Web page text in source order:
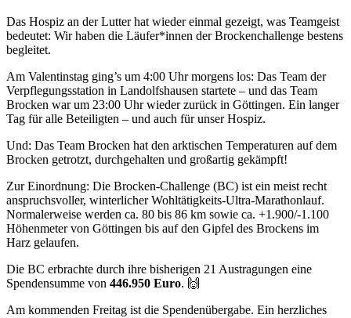
Das Hospiz an der Lutter hat wieder einmal gezeigt, was Teamgeist
bedeutet: Wir haben die Läufer*innen der Brockenchallenge bestens
begleitet.
Am Valentinstag ging’s um 4:00 Uhr morgens los: Das Team der
Verpflegungsstation in Landolfshausen startete – und das Team
Brocken war um 23:00 Uhr wieder zurück in Göttingen. Ein langer
Tag für alle Beteiligten – und auch für unser Hospiz.
Und: Das Team Brocken hat den arktischen Temperaturen auf dem
Brocken getrotzt, durchgehalten und großartig gekämpft!
Zur Einordnung: Die Brocken-Challenge (BC) ist ein meist recht
anspruchsvoller, winterlicher Wohltätigkeits-Ultra-Marathonlauf.
Normalerweise werden ca. 80 bis 86 km sowie ca. +1.900/-1.100
Höhenmeter von Göttingen bis auf den Gipfel des Brockens im
Harz gelaufen.
Die BC erbrachte durch ihre bisherigen 21 Austragungen eine
Spendensumme von 446.950 Euro. 🙌
Am kommenden Freitag ist die Spendenübergabe. Ein herzliches